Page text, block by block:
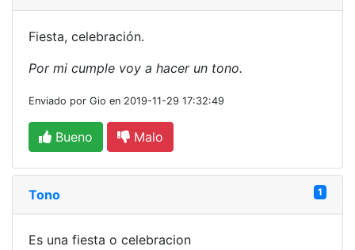
Fiesta, celebración.
Por mi cumple voy a hacer un tono.
Enviado por Gio en 2019-11-29 17:32:49
Bueno Malo
Tono 1
Es una fiesta o celebracion